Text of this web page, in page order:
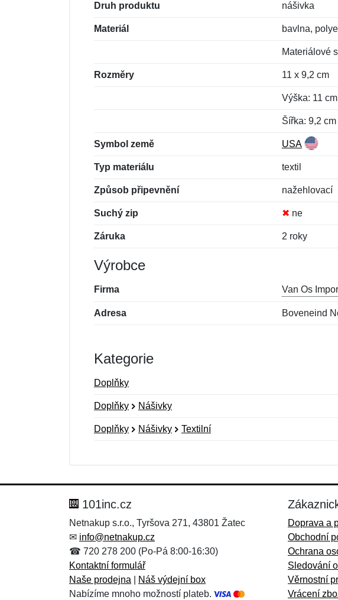
Druh produktu nášivka
Materiál bavlna,
Materiálové
Rozměry 11 x 9,2 cm
Výška: 11 cm
Šířka: 9,2 cm
Symbol země USA
Typ materiálu textil
Způsob připevnění nažehlovací
Suchý zip ✖ ne
Záruka 2 roky
Výrobce
Firma Van Os
Adresa Boveneind
Kategorie
Doplňky
Doplňky Nášivky
Doplňky Nášivky Textilní
Zpráva*
Zpráva*
101inc.cz
Netnakup s.r.o., Tyršova 271, 43801 Žatec
✉ info@netnakup.cz
☎ 720 278 200 (Po-Pá 8:00-16:30)
Kontaktní formulář
Naše prodejna
Náš výdejní box
Nabízíme mnoho možností plateb.
Doprava a
Obchodní
Ochrana
Sledování
Věrnostní
Vrácení